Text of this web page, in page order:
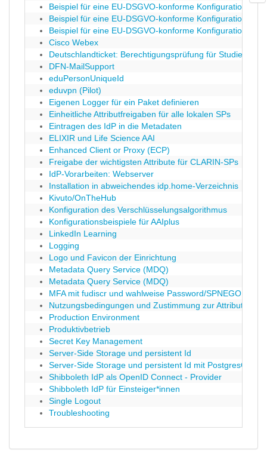
Beispiel für eine EU-DSGVO-konforme Konfiguration
Beispiel für eine EU-DSGVO-konforme Konfiguration
Beispiel für eine EU-DSGVO-konforme Konfiguration
Cisco Webex
Deutschlandticket: Berechtigungsprüfung für
DFN-MailSupport
eduPersonUniqueId
eduvpn (Pilot)
Eigenen Logger für ein Paket definieren
Einheitliche Attributfreigaben für alle lokalen SPs
Eintragen des IdP in die Metadaten
ELIXIR und Life Science AAI
Enhanced Client or Proxy (ECP)
Freigabe der wichtigsten Attribute für CLARIN-SPs
IdP-Vorarbeiten: Webserver
Installation in abweichendes idp.home-Verzeichnis
Kivuto/OnTheHub
Konfiguration des Verschlüsselungsalgorithmus
Konfigurationsbeispiele für AAIplus
LinkedIn Learning
Logging
Logo und Favicon der Einrichtung
Metadata Query Service (MDQ)
Metadata Query Service (MDQ)
MFA mit fudiscr und wahlweise Password/SPNEGO als
Nutzungsbedingungen und Zustimmung zur
Production Environment
Produktivbetrieb
Secret Key Management
Server-Side Storage und persistent Id
Server-Side Storage und persistent Id mit PostgresQL
Shibboleth IdP als OpenID Connect - Provider
Shibboleth IdP für Einsteiger*innen
Single Logout
Troubleshooting